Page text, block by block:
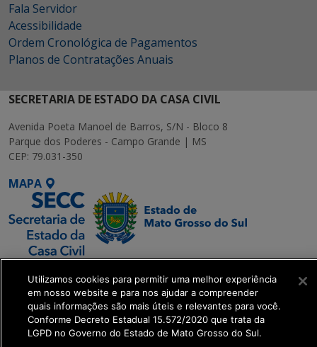
Fala Servidor
Acessibilidade
Ordem Cronológica de Pagamentos
Planos de Contratações Anuais
SECRETARIA DE ESTADO DA CASA CIVIL
Avenida Poeta Manoel de Barros, S/N - Bloco 8
Parque dos Poderes - Campo Grande | MS
CEP: 79.031-350
MAPA
SETDIG | Secretaria-
Executiva de
Transformação Digital
Utilizamos cookies para permitir uma melhor experiência
em nosso website e para nos ajudar a compreender
quais informações são mais úteis e relevantes para você.
Conforme Decreto Estadual 15.572/2020 que trata da
LGPD no Governo do Estado de Mato Grosso do Sul.